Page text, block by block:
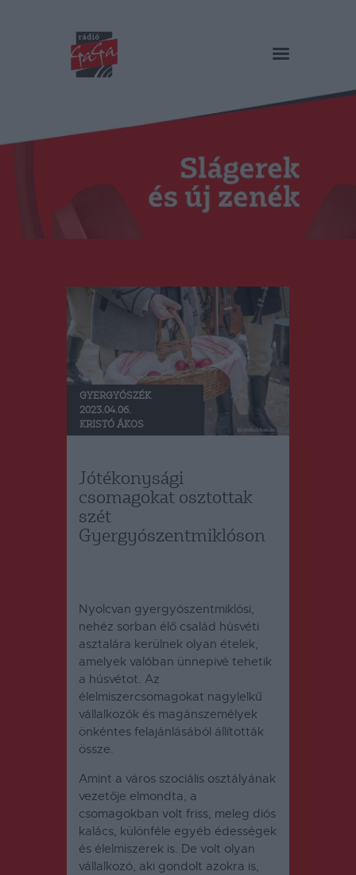
RÁDIÓ GAGA
Műsorok
Duma Duba
Podcast és videók
Stáb
Kapcsolat
RO
GYERGYÓSZÉK
2023.04.06.
KRISTÓ ÁKOS
Jótékonysági
csomagokat osztottak
szét
Gyergyószentmiklóson
Nyolcvan gyergyószentmiklósi,
nehéz sorban élő család húsvéti
asztalára kerülnek olyan ételek,
amelyek valóban ünnepivé tehetik
a húsvétot. Az
élelmiszercsomagokat nagylelkű
vállalkozók és magánszemélyek
önkéntes felajánlásából állították
össze.
Amint a város szociális osztályának
vezetője elmondta, a
csomagokban volt friss, meleg diós
kalács, különféle egyéb édességek
és élelmiszerek is. De volt olyan
vállalkozó, aki gondolt azokra is,